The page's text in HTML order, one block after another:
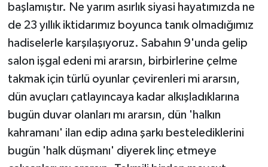
başlamıştır. Ne yarım asırlık siyasi hayatımızda ne
de 23 yıllık iktidarımız boyunca tanık olmadığımız
hadiselerle karşılaşıyoruz. Sabahın 9'unda gelip
salon işgal edeni mi ararsın, birbirlerine çelme
takmak için türlü oyunlar çevirenleri mi ararsın,
dün avuçları çatlayıncaya kadar alkışladıklarına
bugün duvar olanları mı ararsın, dün 'halkın
kahramanı' ilan edip adına şarkı bestelediklerini
bugün 'halk düşmanı' diyerek linç etmeye